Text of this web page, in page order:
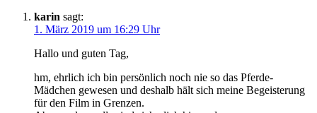
karin sagt:
1. März 2019 um 16:29 Uhr
Hallo und guten Tag,
hm, ehrlich ich bin persönlich noch nie so das Pferde-
Mädchen gewesen und deshalb hält sich meine Begeisterung
für den Film in Grenzen.